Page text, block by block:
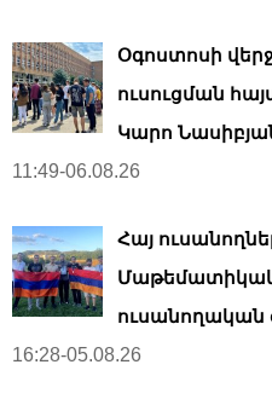
Օգոստոսի
ուսուցման
Կարո
11:49-06.08.26
Հայ
ուսանողական
16:28-05.08.26